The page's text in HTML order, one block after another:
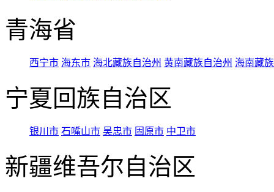
青海省
西宁市 海东市 海北藏族自治州 黄南藏族自治州 海南藏
宁夏回族自治区
银川市 石嘴山市 吴忠市 固原市 中卫市
新疆维吾尔自治区